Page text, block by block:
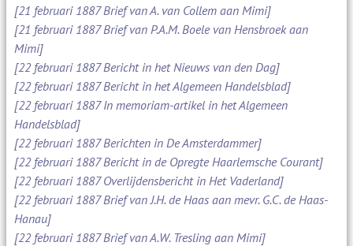
[21 februari 1887 Brief van A. van Collem aan Mimi]
[21 februari 1887 Brief van P.A.M. Boele van Hensbroek aan
Mimi]
[22 februari 1887 Bericht in het Nieuws van den Dag]
[22 februari 1887 Bericht in het Algemeen Handelsblad]
[22 februari 1887 In memoriam-artikel in het Algemeen
Handelsblad]
[22 februari 1887 Berichten in De Amsterdammer]
[22 februari 1887 Bericht in de Opregte Haarlemsche Courant]
[22 februari 1887 Overlijdensbericht in Het Vaderland]
[22 februari 1887 Brief van J.H. de Haas aan mevr. G.C. de Haas-
Hanau]
[22 februari 1887 Brief van A.W. Tresling aan Mimi]